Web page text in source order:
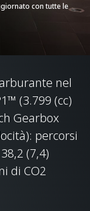
con tutte le
nel
(3.799 (cc)
Gearbox
percorsi
(7,4)
di CO2